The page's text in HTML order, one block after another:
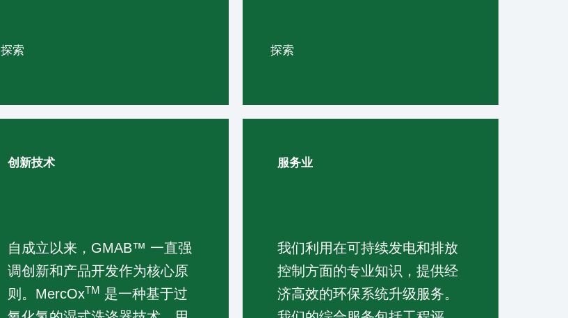
探索 探索
创新技术
自成立以来，GMAB™ 一直强
调创新和产品开发作为核心原
则。MercOxTM 是一种基于过
服务业
我们利用在可持续发电和排放
控制方面的专业知识，提供经
济高效的环保系统升级服务。